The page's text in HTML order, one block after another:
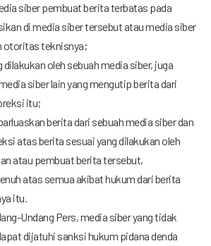
siber pembuat berita terbatas pada
di media siber tersebut atau media siber
otoritas teknisnya;
oleh sebuah media siber, juga
siber lain yang mengutip berita dari
itu;
berita dari sebuah media siber dan
atas berita sesuai yang dilakukan oleh
atau pembuat berita tersebut,
atas semua akibat hukum dari berita
itu.
Undang Pers, media siber yang tidak
dijatuhi sanksi hukum pidana denda